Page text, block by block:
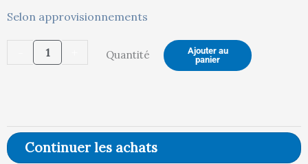
Selon approvisionnements
quantité
Plateforme
repliable,
6
Quantité
Ajouter au
panier
Continuer les achats